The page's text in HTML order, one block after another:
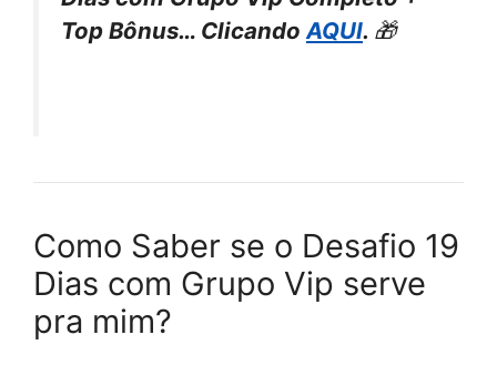
Top Bônus… Clicando AQUI. 🎁
Como Saber se o Desafio 19
Dias com Grupo Vip serve
pra mim?